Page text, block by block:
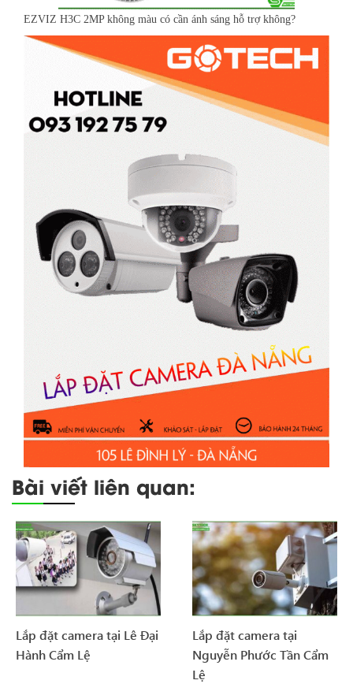
EZVIZ H3C 2MP không màu có cần ánh sáng hỗ trợ không?
Bài viết liên quan:
Lắp đặt camera tại Lê Đại
Hành Cẩm Lệ
Lắp đặt camera tại
Nguyễn Phước Tần Cẩm
Lệ